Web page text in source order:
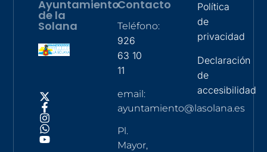
Ayuntamiento
de la
Solana
Contacto
Teléfono:
926
63 10
11
email:
ayuntamiento@lasolana.es
Pl.
Mayor,
Política
de
privacidad
Declaración
de
accesibilidad